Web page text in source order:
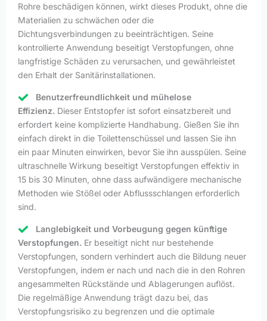
Rohre beschädigen können, wirkt dieses Produkt, ohne die
Materialien zu schwächen oder die
Dichtungsverbindungen zu beeinträchtigen. Seine
kontrollierte Anwendung beseitigt Verstopfungen, ohne
langfristige Schäden zu verursachen, und gewährleistet
den Erhalt der Sanitärinstallationen.
Benutzerfreundlichkeit und mühelose
Effizienz. Dieser Entstopfer ist sofort einsatzbereit und
erfordert keine komplizierte Handhabung. Gießen Sie ihn
einfach direkt in die Toilettenschüssel und lassen Sie ihn
ein paar Minuten einwirken, bevor Sie ihn ausspülen. Seine
ultraschnelle Wirkung beseitigt Verstopfungen effektiv in
15 bis 30 Minuten, ohne dass aufwändigere mechanische
Methoden wie Stößel oder Abflussschlangen erforderlich
sind.
Langlebigkeit und Vorbeugung gegen künftige
Verstopfungen. Er beseitigt nicht nur bestehende
Verstopfungen, sondern verhindert auch die Bildung neuer
Verstopfungen, indem er nach und nach die in den Rohren
angesammelten Rückstände und Ablagerungen auflöst.
Die regelmäßige Anwendung trägt dazu bei, das
Verstopfungsrisiko zu begrenzen und die optimale